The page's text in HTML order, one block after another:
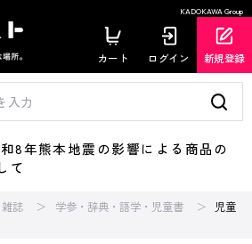
KADOKAWA Group
カート ログイン 新規登録
年熊本地震の影響による商品の
て
誌 学参・辞典・語学・児童書
児童